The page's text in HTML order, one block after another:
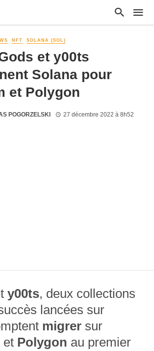
NFT SOLANA (SOL)
et y00ts
Solana pour
et Polygon
POGORZELSKI 27 décembre 2022 à 8h52
y00ts, deux collections
lancées sur
migrer sur
et Polygon au premier